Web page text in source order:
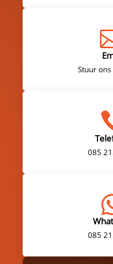
Stuur
085
085